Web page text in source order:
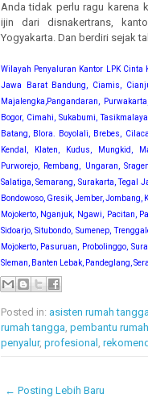
Anda tidak perlu ragu karena
ijin dari disnakertrans,
Yogyakarta. Dan berdiri sejak
Wilayah Penyaluran Kantor LPK
Jawa Barat Bandung, Ciamis,
Majalengka,Pangandaran,
Bogor, Cimahi, Sukabumi,
Batang, Blora. Boyolali, Brebes,
Kendal, Klaten, Kudus, Mungkid,
Purworejo, Rembang, Ungaran,
Salatiga, Semarang, Surakarta, Tegal
Bondowoso, Gresik, Jember,
Mojokerto, Nganjuk, Ngawi, Pacitan,
Sidoarjo, Situbondo, Sumenep,
Mojokerto, Pasuruan, Probolinggo,
Sleman, Banten Lebak, Pandeglang,
Posted in: asisten rumah tangga
rumah tangga, pembantu
penyalur, profesional ,
← Posting Lebih Baru